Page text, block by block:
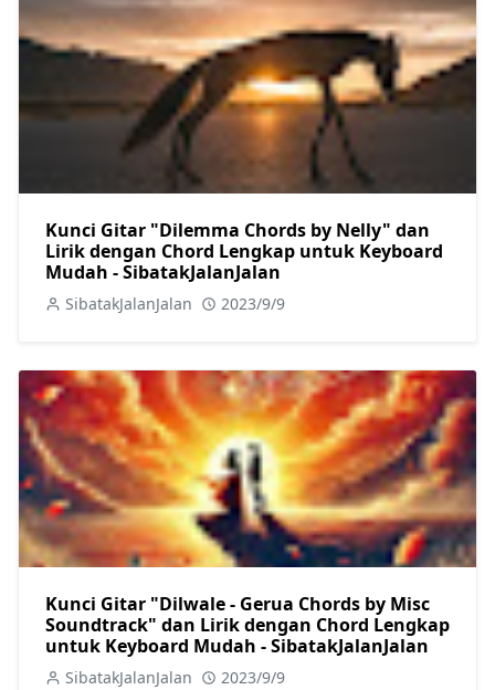
Kunci Gitar "Dilemma Chords by Nelly" dan
Lirik dengan Chord Lengkap untuk Keyboard
Mudah - SibatakJalanJalan
SibatakJalanJalan 2023/9/9
Kunci Gitar "Dilwale - Gerua Chords by Misc
Soundtrack" dan Lirik dengan Chord Lengkap
untuk Keyboard Mudah - SibatakJalanJalan
SibatakJalanJalan 2023/9/9